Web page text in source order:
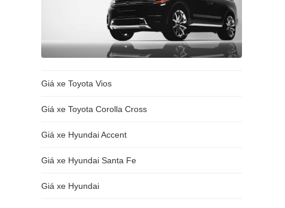
Giá xe Toyota Vios
Giá xe Toyota Corolla Cross
Giá xe Hyundai Accent
Giá xe Hyundai Santa Fe
Giá xe Hyundai